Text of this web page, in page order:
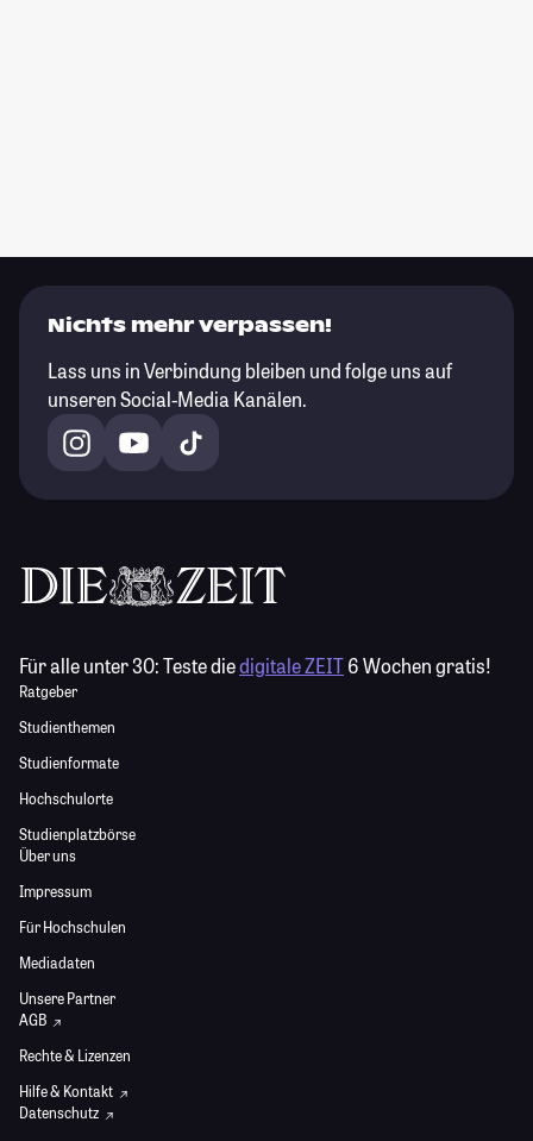
Nichts mehr verpassen!
Lass uns in Verbindung bleiben und folge uns auf
unseren Social-Media Kanälen.
Für alle unter 30:Teste diedigitale ZEIT6 Wochen gratis!
Ratgeber
Studienthemen
Studienformate
Hochschulorte
Studienplatzbörse
Über uns
Impressum
Für Hochschulen
Mediadaten
Unsere Partner
AGB
Rechte & Lizenzen
Hilfe & Kontakt
Datenschutz